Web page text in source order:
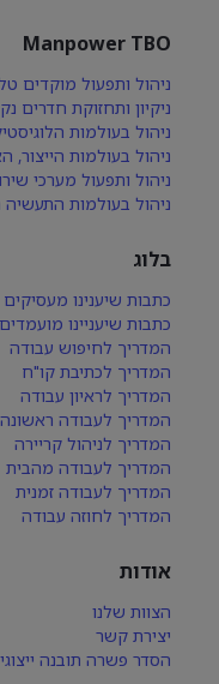
Manpower TBO
ניהול ותפעול מוקדים
ניקיון ותחזוקת חדרים
ניהול בעולמות
ניהול בעולמות הייצור,
ניהול ותפעול מערכי
ניהול בעולמות התעשיה
בלוג
כתבות שיענינו מעסיקים
כתבות שיעניינו מועמדים
המדריך לחיפוש עבודה
המדריך לכתיבת קו"ח
המדריך לראיון עבודה
המדריך לעבודה ראשונה
המדריך לניהול קריירה
המדריך לעבודה מהבית
המדריך לעבודה זמנית
המדריך לחוזה עבודה
אודות
הצוות שלנו
יצירת קשר
הסדר פשרה תובנה